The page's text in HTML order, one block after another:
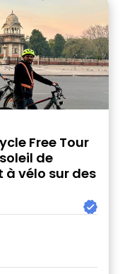
Free Tour
de
à vélo sur des